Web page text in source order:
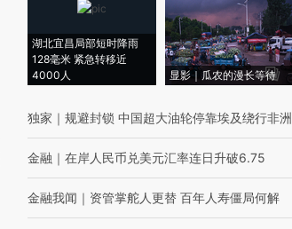
湖北宜昌局部短时降雨
128毫米 紧急转移近
4000人
显影｜瓜农的漫长等待
独家 ｜ 规避封锁 中国超大油轮停靠埃及绕行非洲
金融 ｜ 在岸人民币兑美元汇率连日升破6.75
金融我闻 ｜ 资管掌舵人更替 百年人寿僵局何解